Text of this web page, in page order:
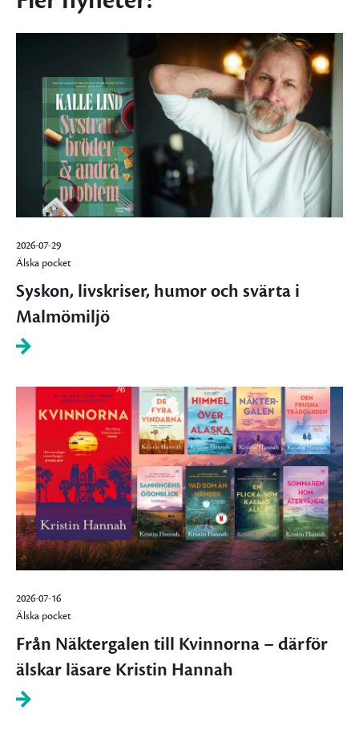
2026-07-29
Älska pocket
Syskon, livskriser, humor och svärta i
Malmömiljö
2026-07-16
Älska pocket
Från Näktergalen till Kvinnorna – därför
älskar läsare Kristin Hannah